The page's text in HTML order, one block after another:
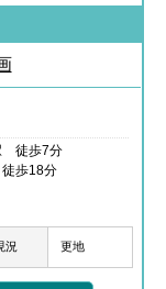
徒歩7分
歩18分
況 更地